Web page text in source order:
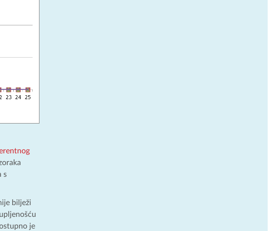
s
bilježi
je